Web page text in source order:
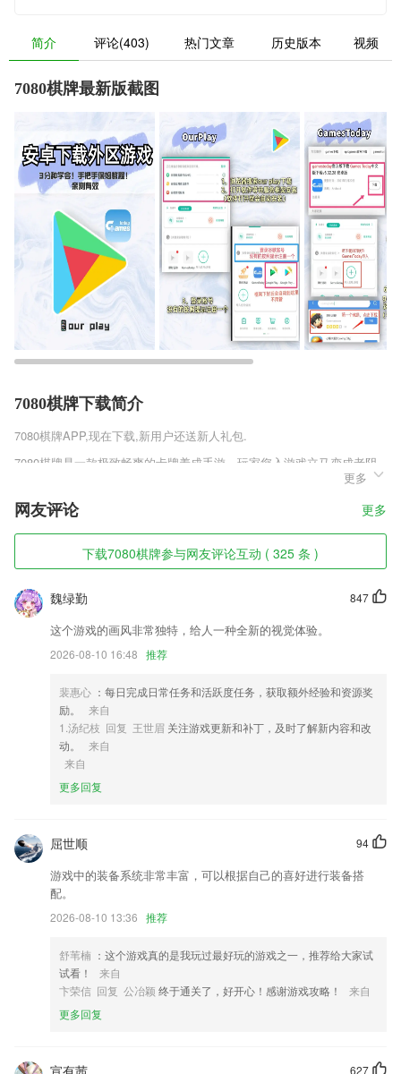
简介 评论(403) 热门文章 历史版本 视频
7080棋牌最新版截图
7080棋牌下载简介
7080棋牌APP,现在下载,新用户还送新人礼包.
7080棋牌是一款极致畅爽的卡牌养成手游。玩家您入游戏立马变成老阴
阳人，手画符咒召唤英灵，亲自培养率领诸位英灵征战圣杯战争。日式二
次元风格的人物形象，和风的服饰给玩家们带去了眼前一亮的新鲜感受，
开创了徒手撸SSR的先河，成为手游历史上的传奇之作。
7080棋牌软件特色
1,巧用碎片时间,足不出户学国际新技术
2,■远端设备添加、编辑和删除
3,【学习提醒】通过微信公众号、微信助学等凡是推送上课通知、学习提
5,【平行检验】现场检验、整改复查，2265自动生成平行检验记录表；
6,图片编辑功能很强大，并且是免费为我们提供的，帮助我们更好的去拍
7080棋牌软件优势
2.遵循教材章节精编，并根据教材和相关法律法规对题库中的试题进行详
细解析
3.平台上的教师都是精选的全国优秀教师，通过了层层的严格选拔，致力
于为大家提供最高效的家教服务；
4.基金从业资格考试聚题库又名基金从业资格证聚题库
5.推荐看过的书籍资源，所有的书籍详情页面都设置看过的人都看过的书
籍推荐栏，推荐更多相关书籍。
6.·在完整还原纸书内容基础上，新增有声点读功能，还原逼真的方言环
境，邀请专家配音
实现整体空间移动，单空间绘制拼接
更多
网友评论 更多
下载7080棋牌参与网友评论互动 ( 325 条 )
847
魏绿勤
这个游戏的画风非常独特，给人一种全新的视觉体验。
2026-08-10 16:48 推荐
裴惠心 ：每日完成日常任务和活跃度任务，获取额外经验和资源奖
励。
来自
1.汤纪枝 回复 王世眉 关注游戏更新和补丁，及时了解新内容和改
动。
来自
来自
更多回复
94
屈世顺
游戏中的装备系统非常丰富，可以根据自己的喜好进行装备搭
配。
2026-08-10 13:36 推荐
舒苇楠 ：这个游戏真的是我玩过最好玩的游戏之一，推荐给大家试
试看！
来自
卞荣信 回复 公冶颖 终于通关了，好开心！感谢游戏攻略！
来自
更多回复
627
宣有茜